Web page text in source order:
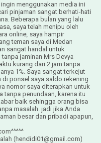
menggunakan media ini
pinjaman sangat berhati-hati
Beberapa bulan yang lalu
saya telah menipu oleh
online, saya hampir
teman saya di Medan
sangat handal untuk
jaminan Mrs Devya
kurang dari 2 jam tanpa
1%. Saya sangat terkejut
di ponsel saya saldo rekening
nomor saya diterapkan untuk
tanpa penundaan, karena itu
baik sehingga orang bisa
masalah. jadi jika Anda
besar dan pribadi apapun,
(hendidi01@gmail.com)